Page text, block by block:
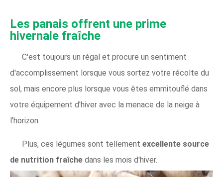
Les panais offrent une prime
hivernale fraîche
C'est toujours un régal et procure un sentiment
d'accomplissement lorsque vous sortez votre récolte du
sol, mais encore plus lorsque vous êtes emmitouflé dans
votre équipement d'hiver avec la menace de la neige à
l'horizon.
Plus, ces légumes sont tellement excellente source
de nutrition fraîche dans les mois d'hiver.